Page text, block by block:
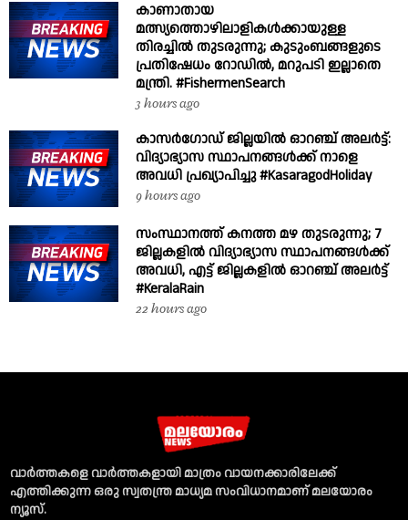
കാണാതായ
മത്സ്യത്തൊഴിലാളികൾക്കായുള്ള
തിരച്ചിൽ തുടരുന്നു; കുടുംബങ്ങളുടെ
പ്രതിഷേധം റോഡിൽ, മറുപടി ഇല്ലാതെ
മന്ത്രി. #FishermenSearch
3 hours ago
കാസർഗോഡ് ജില്ലയിൽ ഓറഞ്ച് അലർട്ട്:
വിദ്യാഭ്യാസ സ്ഥാപനങ്ങൾക്ക് നാളെ
അവധി പ്രഖ്യാപിച്ചു #KasaragodHoliday
9 hours ago
സംസ്ഥാനത്ത് കനത്ത മഴ തുടരുന്നു; 7
ജില്ലകളിൽ വിദ്യാഭ്യാസ സ്ഥാപനങ്ങൾക്ക്
അവധി, എട്ട് ജില്ലകളിൽ ഓറഞ്ച് അലർട്ട്
#KeralaRain
22 hours ago
വാര്‍ത്തകളെ വാര്‍ത്തകളായി മാത്രം വായനക്കാരിലേക്ക്
എത്തിക്കുന്ന ഒരു സ്വതന്ത്ര മാധ്യമ സംവിധാനമാണ് മലയോരം
ന്യൂസ്‌.